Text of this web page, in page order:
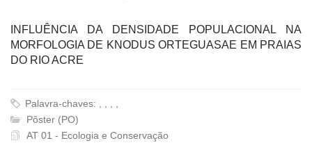
INFLUÊNCIA DA DENSIDADE POPULACIONAL NA
MORFOLOGIA DE KNODUS ORTEGUASAE EM PRAIAS
DO RIO ACRE
Palavra-chaves: , , , ,
Pôster (PO)
AT 01 - Ecologia e Conservação